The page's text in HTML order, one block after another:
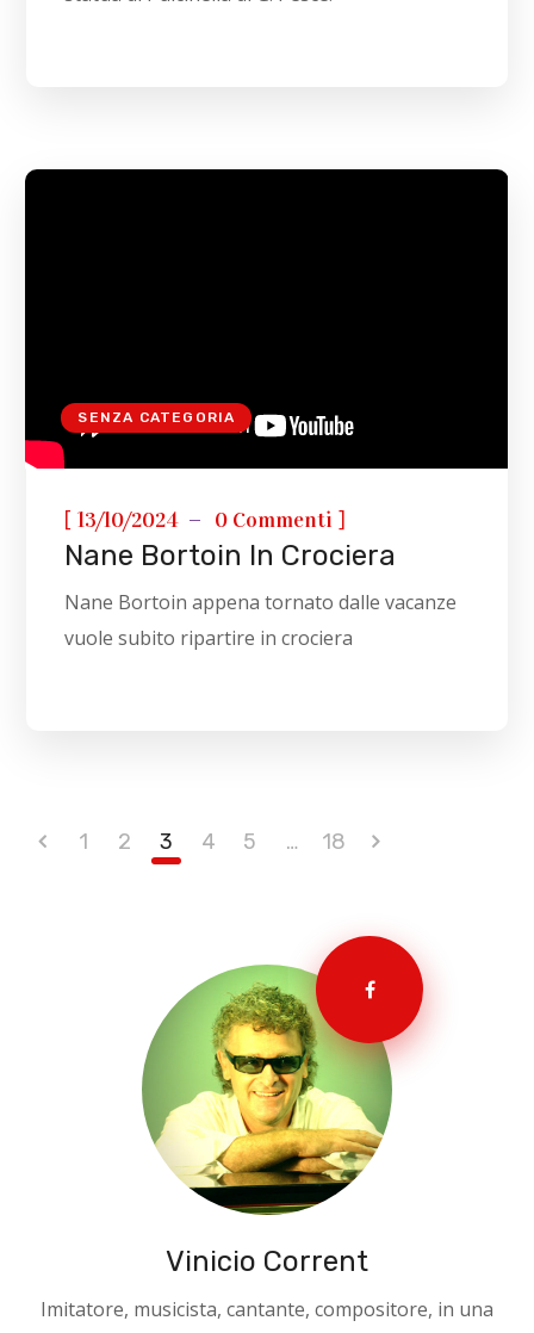
SENZA CATEGORIA
[13/10/2024 0 Commenti ]
Nane Bortoin In Crociera
Nane Bortoin appena tornato dalle vacanze
vuole subito ripartire in crociera
1 2 3 4 5 … 18
Vinicio Corrent
Imitatore, musicista, cantante, compositore, in una